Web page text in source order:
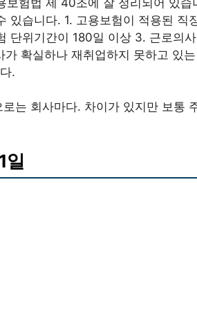
있습니다. 1. 고용보험이 적용된 직
단위기간이 180일 이상 3. 근로의
가 확실하나 재취업하지 못하고 있
.
는 회사마다. 차이가 있지만 보통
일